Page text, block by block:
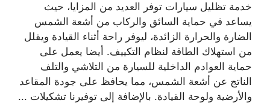
خدمة تظليل سيارات توفر العديد من المزايا، حيث
يساعد في حماية السائق والركاب من أشعة الشمس
الضارة والحرارة الزائدة، ليوفر راحة أثناء القيادة ويقلل
من استهلاك الطاقة لنظام التكييف. أيضا يعمل على
حماية العوادم الداخلية للسيارة من التلاشي والتلف
الناتج عن أشعة الشمس، مما يحافظ على جودة المقاعد
والأرضية ولوحة القيادة. بالإضافة إلى توفيرنا تشكيلات ...